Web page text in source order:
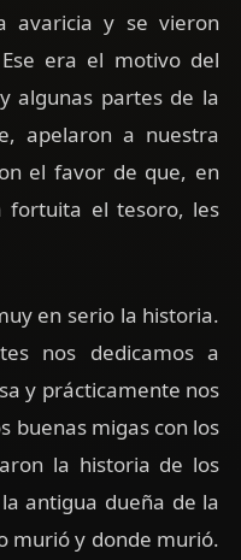
avaricia y se vieron
era el motivo del
algunas partes de la
apelaron a nuestra
el favor de que, en
fortuita el tesoro, les
en serio la historia.
nos dedicamos a
y prácticamente nos
buenas migas con los
la historia de los
antigua dueña de la
murió y donde murió.